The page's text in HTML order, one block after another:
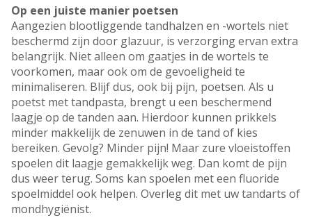
Op een juiste manier poetsen
Aangezien blootliggende tandhalzen en -wortels niet
beschermd zijn door glazuur, is verzorging ervan extra
belangrijk. Niet alleen om gaatjes in de wortels te
voorkomen, maar ook om de gevoeligheid te
minimaliseren. Blijf dus, ook bij pijn, poetsen. Als u
poetst met tandpasta, brengt u een beschermend
laagje op de tanden aan. Hierdoor kunnen prikkels
minder makkelijk de zenuwen in de tand of kies
bereiken. Gevolg? Minder pijn! Maar zure vloeistoffen
spoelen dit laagje gemakkelijk weg. Dan komt de pijn
dus weer terug. Soms kan spoelen met een fluoride
spoelmiddel ook helpen. Overleg dit met uw tandarts of
mondhygiënist.